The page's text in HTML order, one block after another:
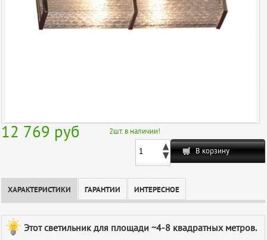
12 769 руб 2шт. в наличии!
В корзину
ХАРАКТЕРИСТИКИ ГАРАНТИИ ИНТЕРЕСНОЕ
Этот светильник для площади ~4-8 квадратных метров.